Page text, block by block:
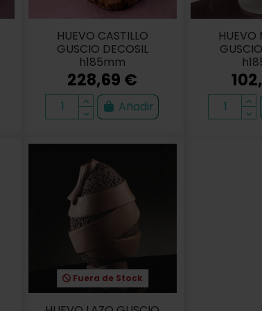
HUEVO CASTILLO
GUSCIO DECOSIL
h185mm
228,69 €
Añadir
HUEVO
Fuera de Stock